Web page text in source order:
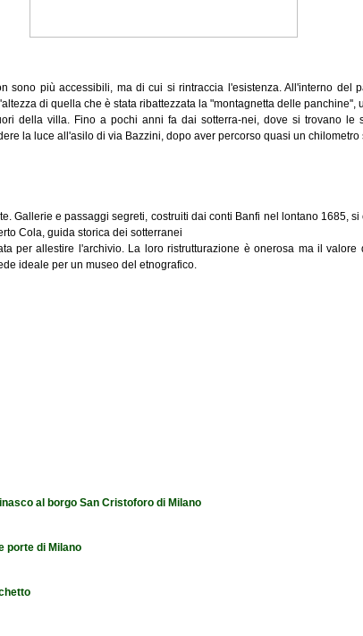
sono più accessibili, ma di cui si rintraccia l'esistenza. All'interno del
di quella che è stata ribattezzata la "montagnetta delle panchine'',
della villa. Fino a pochi anni fa dai sotterra-nei, dove si trovano le
la luce all'asilo di via Bazzini, dopo aver percorso quasi un chilometro
Gallerie e passaggi segreti, costruiti dai conti Banfi nel lontano 1685,
Cola, guida storica dei sotterranei
per allestire l'archivio. La loro ristrutturazione è onerosa ma il
ideale per un museo del etnografico.
al borgo San Cristoforo di Milano
porte di Milano